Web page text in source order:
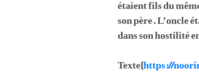
étaient fils du
son père. L’oncle
dans son hostilité
Texte(https://